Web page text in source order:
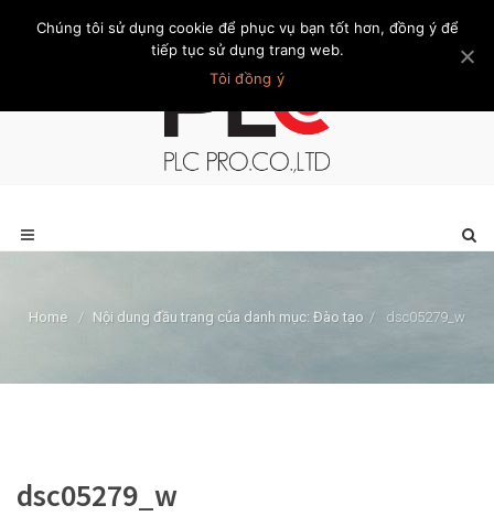
Trang chủ Giới thiệu Khách hàng Liên hệ Thành viên
Home / Nội dung đầu trang của danh mục: Đào tạo / dsc05279_w
dsc05279_w
Chúng tôi sử dụng cookie để phục vụ bạn tốt hơn, đồng ý để
tiếp tục sử dụng trang web.
Tôi đồng ý